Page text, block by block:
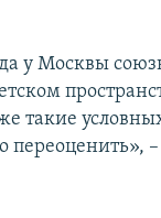
у Москвы
такие
переоценить»,